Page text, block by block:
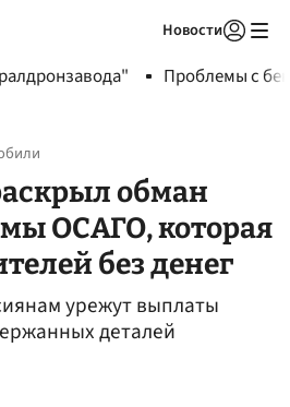
Новости
Проблемы с
обман
ОСАГО, которая
без денег
урежут выплаты
деталей